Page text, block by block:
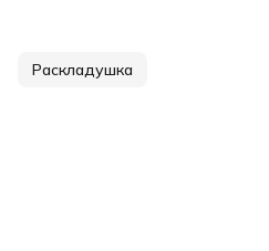
Раскладушка